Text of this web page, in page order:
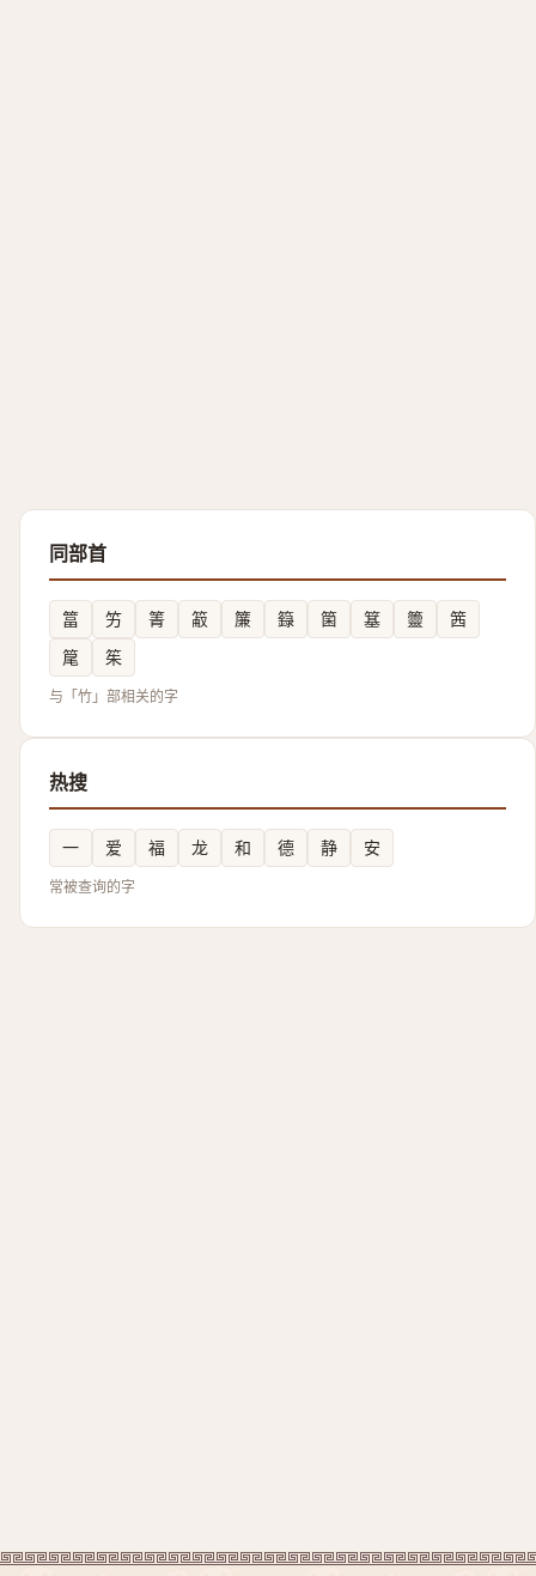
同部首
䈏 竻 箐 䈛 簾 籙 箘 簊 䉹
䇴
䇻
䇬
与「竹」部相关的字
热搜
一 爱 福 龙 和 德 静 安
常被查询的字